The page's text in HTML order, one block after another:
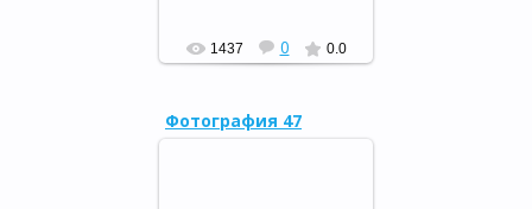
1437 0 0.0
Фотография 47